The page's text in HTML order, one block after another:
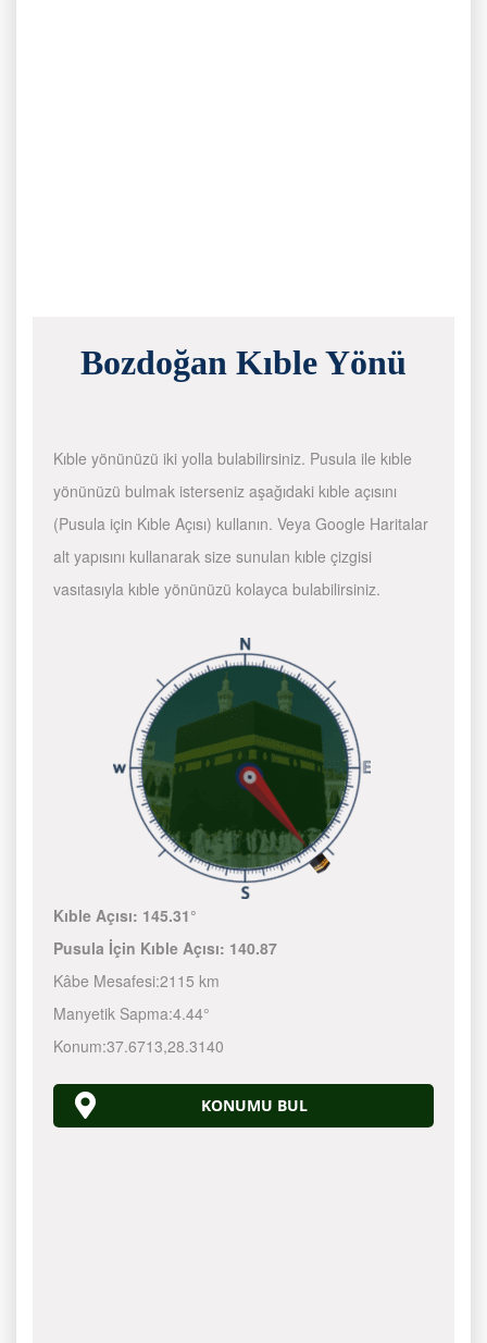
Bozdoğan Kıble Yönü
Kıble yönünüzü iki yolla bulabilirsiniz. Pusula ile kıble
yönünüzü bulmak isterseniz aşağıdaki kıble açısını
(Pusula için Kıble Açısı) kullanın. Veya Google Haritalar
alt yapısını kullanarak size sunulan kıble çizgisi
vasıtasıyla kıble yönünüzü kolayca bulabilirsiniz.
Kıble Açısı: 145.31°
Pusula İçin Kıble Açısı: 140.87
Kâbe Mesafesi:2115 km
Manyetik Sapma:4.44°
Konum:37.6713,28.3140
KONUMU BUL